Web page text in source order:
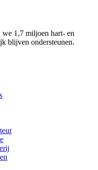
1,7 miljoen hart- en
blijven ondersteunen.